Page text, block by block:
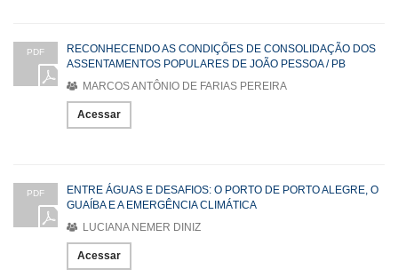
PDF
RECONHECENDO AS CONDIÇÕES DE CONSOLIDAÇÃO DOS
ASSENTAMENTOS POPULARES DE JOÃO PESSOA / PB
MARCOS ANTÔNIO DE FARIAS PEREIRA
Acessar
PDF
ENTRE ÁGUAS E DESAFIOS: O PORTO DE PORTO ALEGRE, O
GUAÍBA E A EMERGÊNCIA CLIMÁTICA
LUCIANA NEMER DINIZ
Acessar